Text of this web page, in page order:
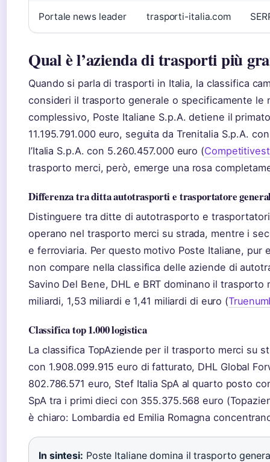
Portale news leader trasporti-italia.com
Qual è l’azienda di trasporti più
Quando si parla di trasporti in Italia, la classifica
consideri il trasporto generale o specificamente le
complessivo, Poste Italiane S.p.A. detiene il
11.195.791.000 euro, seguita da Trenitalia S.p.A.
l’Italia S.p.A. con 5.260.457.000 euro (
trasporto merci, però, emerge una rosa
Differenza tra ditta autotrasporti e trasportatore
Distinguere tra ditte di autotrasporto e
operano nel trasporto merci su strada, mentre i
e ferroviaria. Per questo motivo Poste Italiane,
non compare nella classifica delle aziende di
Savino Del Bene, DHL e BRT dominano il
miliardi, 1,53 miliardi e 1,41 miliardi di euro (
Classifica top 1.000 logistica
La classifica TopAziende per il trasporto merci su
con 1.908.099.915 euro di fatturato, DHL Global
802.786.571 euro, Stef Italia SpA al quarto posto
SpA tra i primi dieci con 355.375.568 euro
è chiaro: Lombardia ed Emilia Romagna
In sintesi: Poste Italiane domina il trasporto